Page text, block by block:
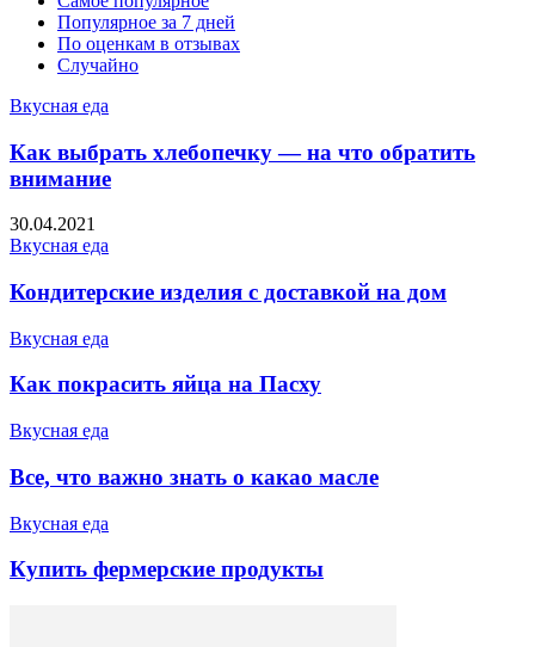
Популярное за 7 дней
По оценкам в отзывах
Случайно
Вкусная еда
Как выбрать хлебопечку — на что обратить
внимание
30.04.2021
Вкусная еда
Кондитерские изделия с доставкой на дом
Вкусная еда
Как покрасить яйца на Пасху
Вкусная еда
Все, что важно знать о какао масле
Вкусная еда
Купить фермерские продукты